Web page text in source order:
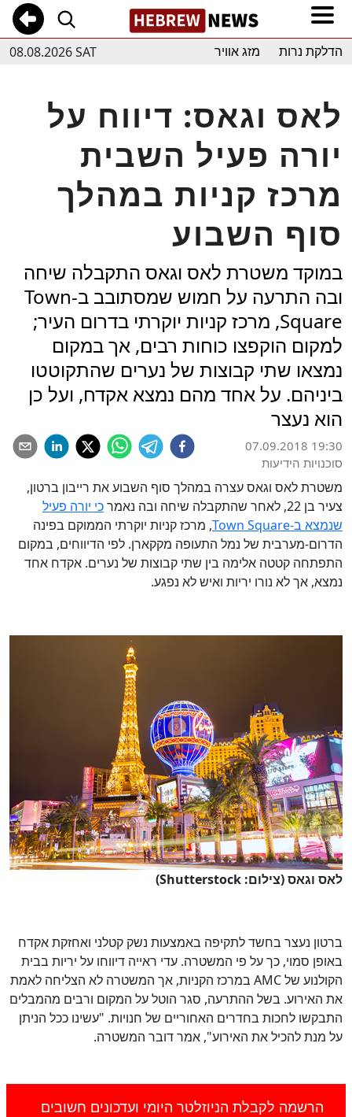
08.08.2026 SAT הדלקת נרות מזג אוויר
לאס וגאס: דיווח על
יורה פעיל השבית
מרכז קניות במהלך
סוף השבוע
במוקד משטרת לאס וגאס התקבלה שיחה
ובה התרעה על חמוש שמסתובב ב-Town
Square, מרכז קניות יוקרתי בדרום העיר;
למקום הוקפצו כוחות רבים, אך במקום
נמצאו שתי קבוצות של נערים שהתקוטטו
ביניהם. על אחד מהם נמצא אקדח, ועל כן
הוא נעצר
07.09.2018 19:30
סוכנויות הידיעות
משטרת לאס וגאס עצרה במהלך סוף השבוע את רייבון ברטון,
צעיר בן 22, לאחר שהתקבלה שיחה ובה נאמר
כי יורה פעיל
שנמצא ב-Town Square
, מרכז קניות יוקרתי הממוקם בפינה
הדרום-מערבית של נמל התעופה מקקארן. לפי הדיווחים, במקום
התפתחה קטטה אלימה בין שתי קבוצות של נערים. אקדח אחד
נמצא, אך לא נורו יריות ואיש לא נפגע.
לאס וגאס (צילום: Shutterstock)
ברטון נעצר בחשד לתקיפה באמצעות נשק קטלני ואחזקת אקדח
באופן סמוי, כך על פי המשטרה. עדי ראייה דיווחו על יריות בבית
הקולנוע של AMC במרכז הקניות, אך המשטרה לא הצליחה לאמת
את האירוע. בשל ההתרעה, סגר הוטל על המקום ורבים מהמבלים
התבקשו לחכות בחדרים האחוריים של חנויות. "עשינו ככל הניתן
על מנת להכיל את האירוע", אמר דובר המשטרה.
הרשמה לקבלת הניוזלטר היומי ועדכונים חשובים